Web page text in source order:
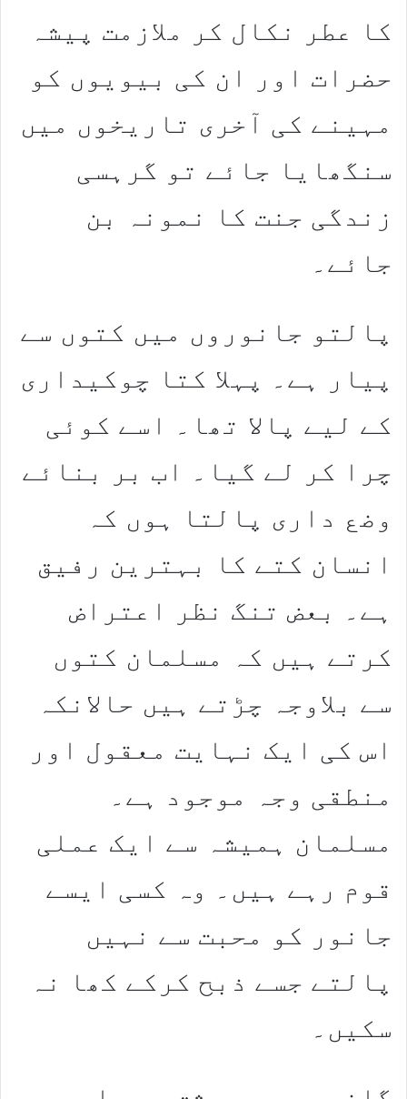
کا عطر نکال کر ملازمت پیشہ
حضرات اور ان کی بیویوں کو
مہینے کی آخری تاریخوں میں
سنگھایا جائے تو گرہسی
زندگی جنت کا نمونہ بن
جائے۔
پالتو جانوروں میں کتوں سے
پیار ہے۔ پہلا کتا چوکیداری
کے لیے پالا تھا۔ اسے کوئی
چرا کر لے گیا۔ اب بر بنائے
وضع داری پالتا ہوں کہ
انسان کتے کا بہترین رفیق
ہے۔ بعض تنگ نظر اعتراض
کرتے ہیں کہ مسلمان کتوں
سے بلاوجہ چڑتے ہیں حالانکہ
اس کی ایک نہایت معقول اور
منطقی وجہ موجود ہے۔
مسلمان ہمیشہ سے ایک عملی
قوم رہے ہیں۔ وہ کسی ایسے
جانور کو محبت سے نہیں
پالتے جسے ذبح کرکے کھا نہ
سکیں۔